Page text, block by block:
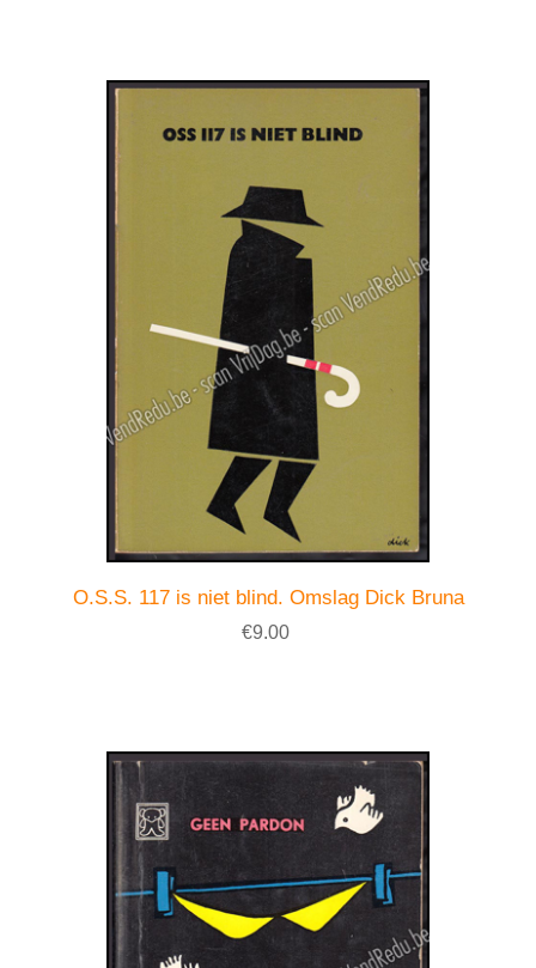
O.S.S. 117 is niet blind. Omslag Dick Bruna
€9.00